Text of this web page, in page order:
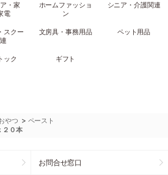
・家
電
ホームファッショ
ン
シニア・介護関連
スクー
文房具・事務用品 ペット用品
ック ギフト
やつ > ペースト
２０本
お問合せ窓口